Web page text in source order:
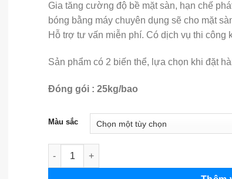
Gia tăng cường độ bề mặt sàn, hạn chế
bóng bằng máy chuyên dụng sẽ cho mặt
Hỗ trợ tư vấn miễn phí. Có dịch vụ thi công
Sản phẩm có 2 biến thể, lựa chọn khi đặt
Đóng gói : 25kg/bao
Màu sắc
SikaFloor Chapdur bột xoa nền số lượng